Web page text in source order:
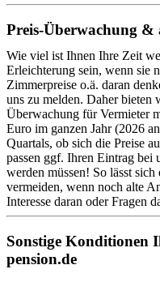
Preis-Überwachung &
Wie viel ist Ihnen Ihre Zeit
Erleichterung sein, wenn sie
Zimmerpreise o.ä. daran
uns zu melden. Daher bieten
Überwachung für Vermieter
Euro im ganzen Jahr (2026
Quartals, ob sich die Preise
passen ggf. Ihren Eintrag bei
werden müssen! So lässt
vermeiden, wenn noch alte
Interesse daran oder Fragen
Sonstige Konditionen
pension.de